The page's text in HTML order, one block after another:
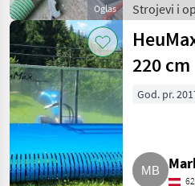
Oglas
Strojevi i
travu i
Brdski
220 cm
God. pr.